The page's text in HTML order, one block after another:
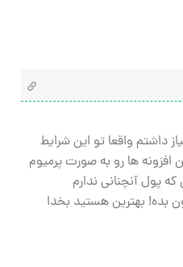
داشتم واقعا تو این شرایط
ها رو به صورت پرمیوم
پول آنچنانی ندارم
بده! بهترین هستید بخدا